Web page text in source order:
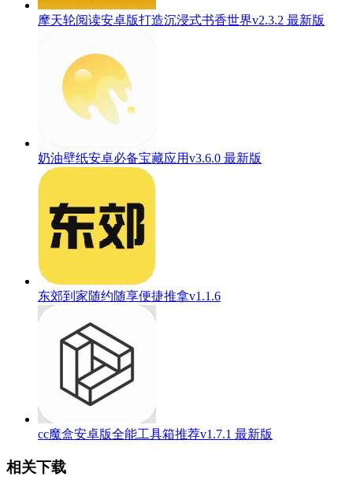
摩天轮阅读安卓版打造沉浸式书香世界v2.3.2 最新版
奶油壁纸安卓必备宝藏应用v3.6.0 最新版
东郊到家随约随享便捷推拿v1.1.6
cc魔盒安卓版全能工具箱推荐v1.7.1 最新版
相关下载